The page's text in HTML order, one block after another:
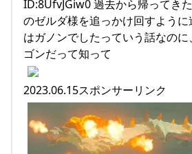
ID:8UfvJGiw0 過去から帰ってき
のゼルダ様を追っかけ回すよう
はガノンでしたっていう話なの
ゴンだって知って
2023.06.15スポンサーリンク